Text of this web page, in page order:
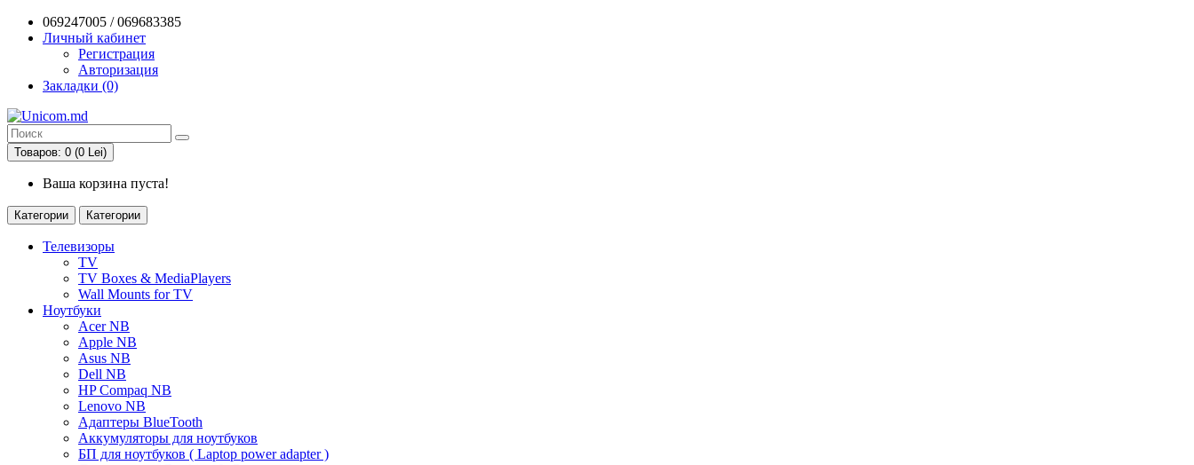
069247005 / 069683385
Личный кабинет
Регистрация
Авторизация
Закладки (0)
Товаров: 0 (0 Lei)
Ваша корзина пуста!
Категории Категории
Телевизоры
TV
TV Boxes & MediaPlayers
Wall Mounts for TV
Ноутбуки
Acer NB
Apple NB
Asus NB
Dell NB
HP Compaq NB
Lenovo NB
Адаптеры BlueTooth
Аккумуляторы для ноутбуков
БП для ноутбуков ( Laptop power adapter )